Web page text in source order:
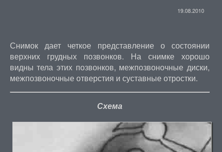
19.08.2010
Снимок дает четкое представление о состоянии
верхних грудных позвонков. На снимке хорошо
видны тела этих позвонков, межпозвоночные диски,
межпозвоночные отверстия и суставные отростки.
Схема